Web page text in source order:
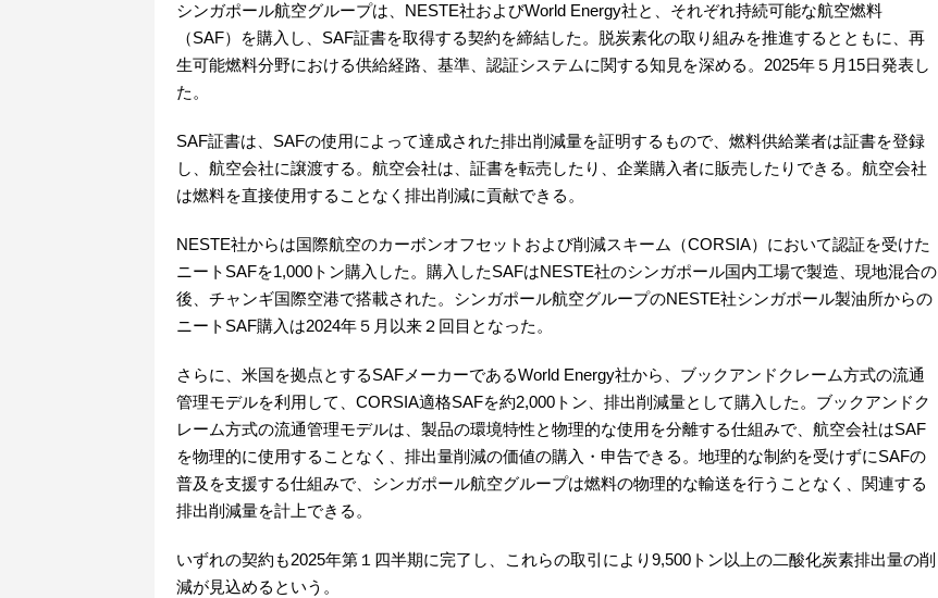
シンガポール航空グループは、NESTE社およびWorld Energy社と、それぞれ持続可能な航空燃料
（SAF）を購入し、SAF証書を取得する契約を締結した。脱炭素化の取り組みを推進するとともに、再
生可能燃料分野における供給経路、基準、認証システムに関する知見を深める。2025年５月15日発表し
た。
SAF証書は、SAFの使用によって達成された排出削減量を証明するもので、燃料供給業者は証書を登録
し、航空会社に譲渡する。航空会社は、証書を転売したり、企業購入者に販売したりできる。航空会社
は燃料を直接使用することなく排出削減に貢献できる。
NESTE社からは国際航空のカーボンオフセットおよび削減スキーム（CORSIA）において認証を受けた
ニートSAFを1,000トン購入した。購入したSAFはNESTE社のシンガポール国内工場で製造、現地混合の
後、チャンギ国際空港で搭載された。シンガポール航空グループのNESTE社シンガポール製油所からの
ニートSAF購入は2024年５月以来２回目となった。
さらに、米国を拠点とするSAFメーカーであるWorld Energy社から、ブックアンドクレーム方式の流通
管理モデルを利用して、CORSIA適格SAFを約2,000トン、排出削減量として購入した。ブックアンドク
レーム方式の流通管理モデルは、製品の環境特性と物理的な使用を分離する仕組みで、航空会社はSAF
を物理的に使用することなく、排出量削減の価値の購入・申告できる。地理的な制約を受けずにSAFの
普及を支援する仕組みで、シンガポール航空グループは燃料の物理的な輸送を行うことなく、関連する
排出削減量を計上できる。
いずれの契約も2025年第１四半期に完了し、これらの取引により9,500トン以上の二酸化炭素排出量の削
減が見込めるという。